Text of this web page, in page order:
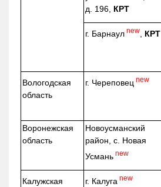
д. 196, КРТ
г. Барнаул new КРТ
Вологодская
область
г. Череповец new
Воронежская
область
Новоусманский
район, с. Новая
Усмань new
Калужская
г. Калуга new